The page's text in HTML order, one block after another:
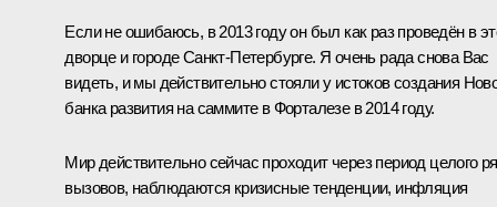
Если не ошибаюсь, в 2013 году он был как раз проведён в
дворце и городе Санкт-Петербурге. Я очень рада снова Вас
видеть, и мы действительно стояли у истоков создания
банка развития на саммите в Форталезе в 2014 году.
Мир действительно сейчас проходит через период целого
вызовов, наблюдаются кризисные тенденции, инфляция